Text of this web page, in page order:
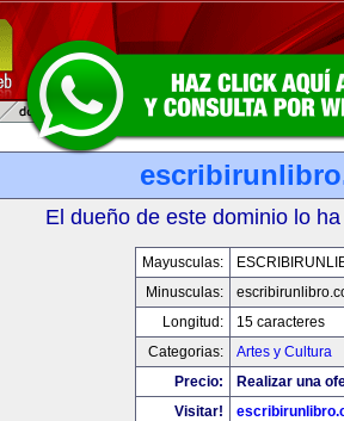
El dueño de este dominio lo
Mayusculas:
Minusculas:
Longitud:
15 caracteres
Categorias:
Artes y Cultura
Precio:
Realizar una
Visitar!